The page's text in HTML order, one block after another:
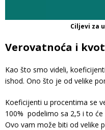
Ciljevi za
Verovatnoća i
Kao što smo videli,
ishod. Ono što je od velike
Koeficijenti u procentima se
100% podelimo sa 2,5 i to će
Ovo vam može biti od velike